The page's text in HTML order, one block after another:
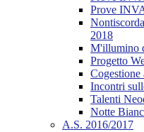
Prove
2018
M'illumino
Progetto
Cogestione
Incontri
Talenti
Notte
A.S. 2016/2017